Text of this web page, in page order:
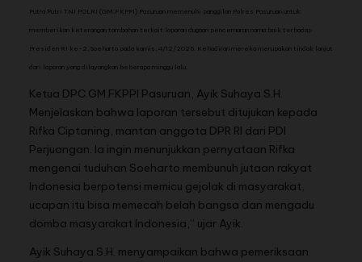
Putra Putri TNI POLRI (GM.FKPPI) Pasuruan memenuhi panggilan Polres Pasuruan untuk
memberikan keterangan tambahan terkait laporan dugaan pencemaran nama baik terhadap
Presiden RI ke-2, Soeharto pada kamis, 4/12/2025. Kehadiran mereka merupakan tindak lanjut
dari laporan yang dilayangkan beberapa minggu lalu.
Ketua DPC.GM.FKPPI Pasuruan, Ayik Suhaya S.H.
Menjelaskan bahwa laporan tersebut ditujukan kepada
Rifka Ciptaning, mantan anggota DPR RI dari PDI
Perjuangan. Ia ingin menunjukkan pernyataan Rifka
mengenai tuduhan Soeharto membunuh jutaan rakyat
Indonesia berpotensi memicu gejolak di masyarakat,
ucapan itu bisa memecah belah bangsa dan mengadu
domba masyarakat Indonesia,” ujar Ayik.
Ayik Suhaya.S.H. menyampaikan bahwa pemeriksaan